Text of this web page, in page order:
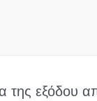
της εξόδου